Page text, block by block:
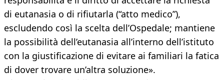
di eutanasia o di rifiutarla (“atto medico”),
escludendo così la scelta dell’Ospedale; mantiene
la possibilità dell’eutanasia all’interno dell’istituto
con la giustificazione di evitare ai familiari la fatica
di dover trovare un’altra soluzione».